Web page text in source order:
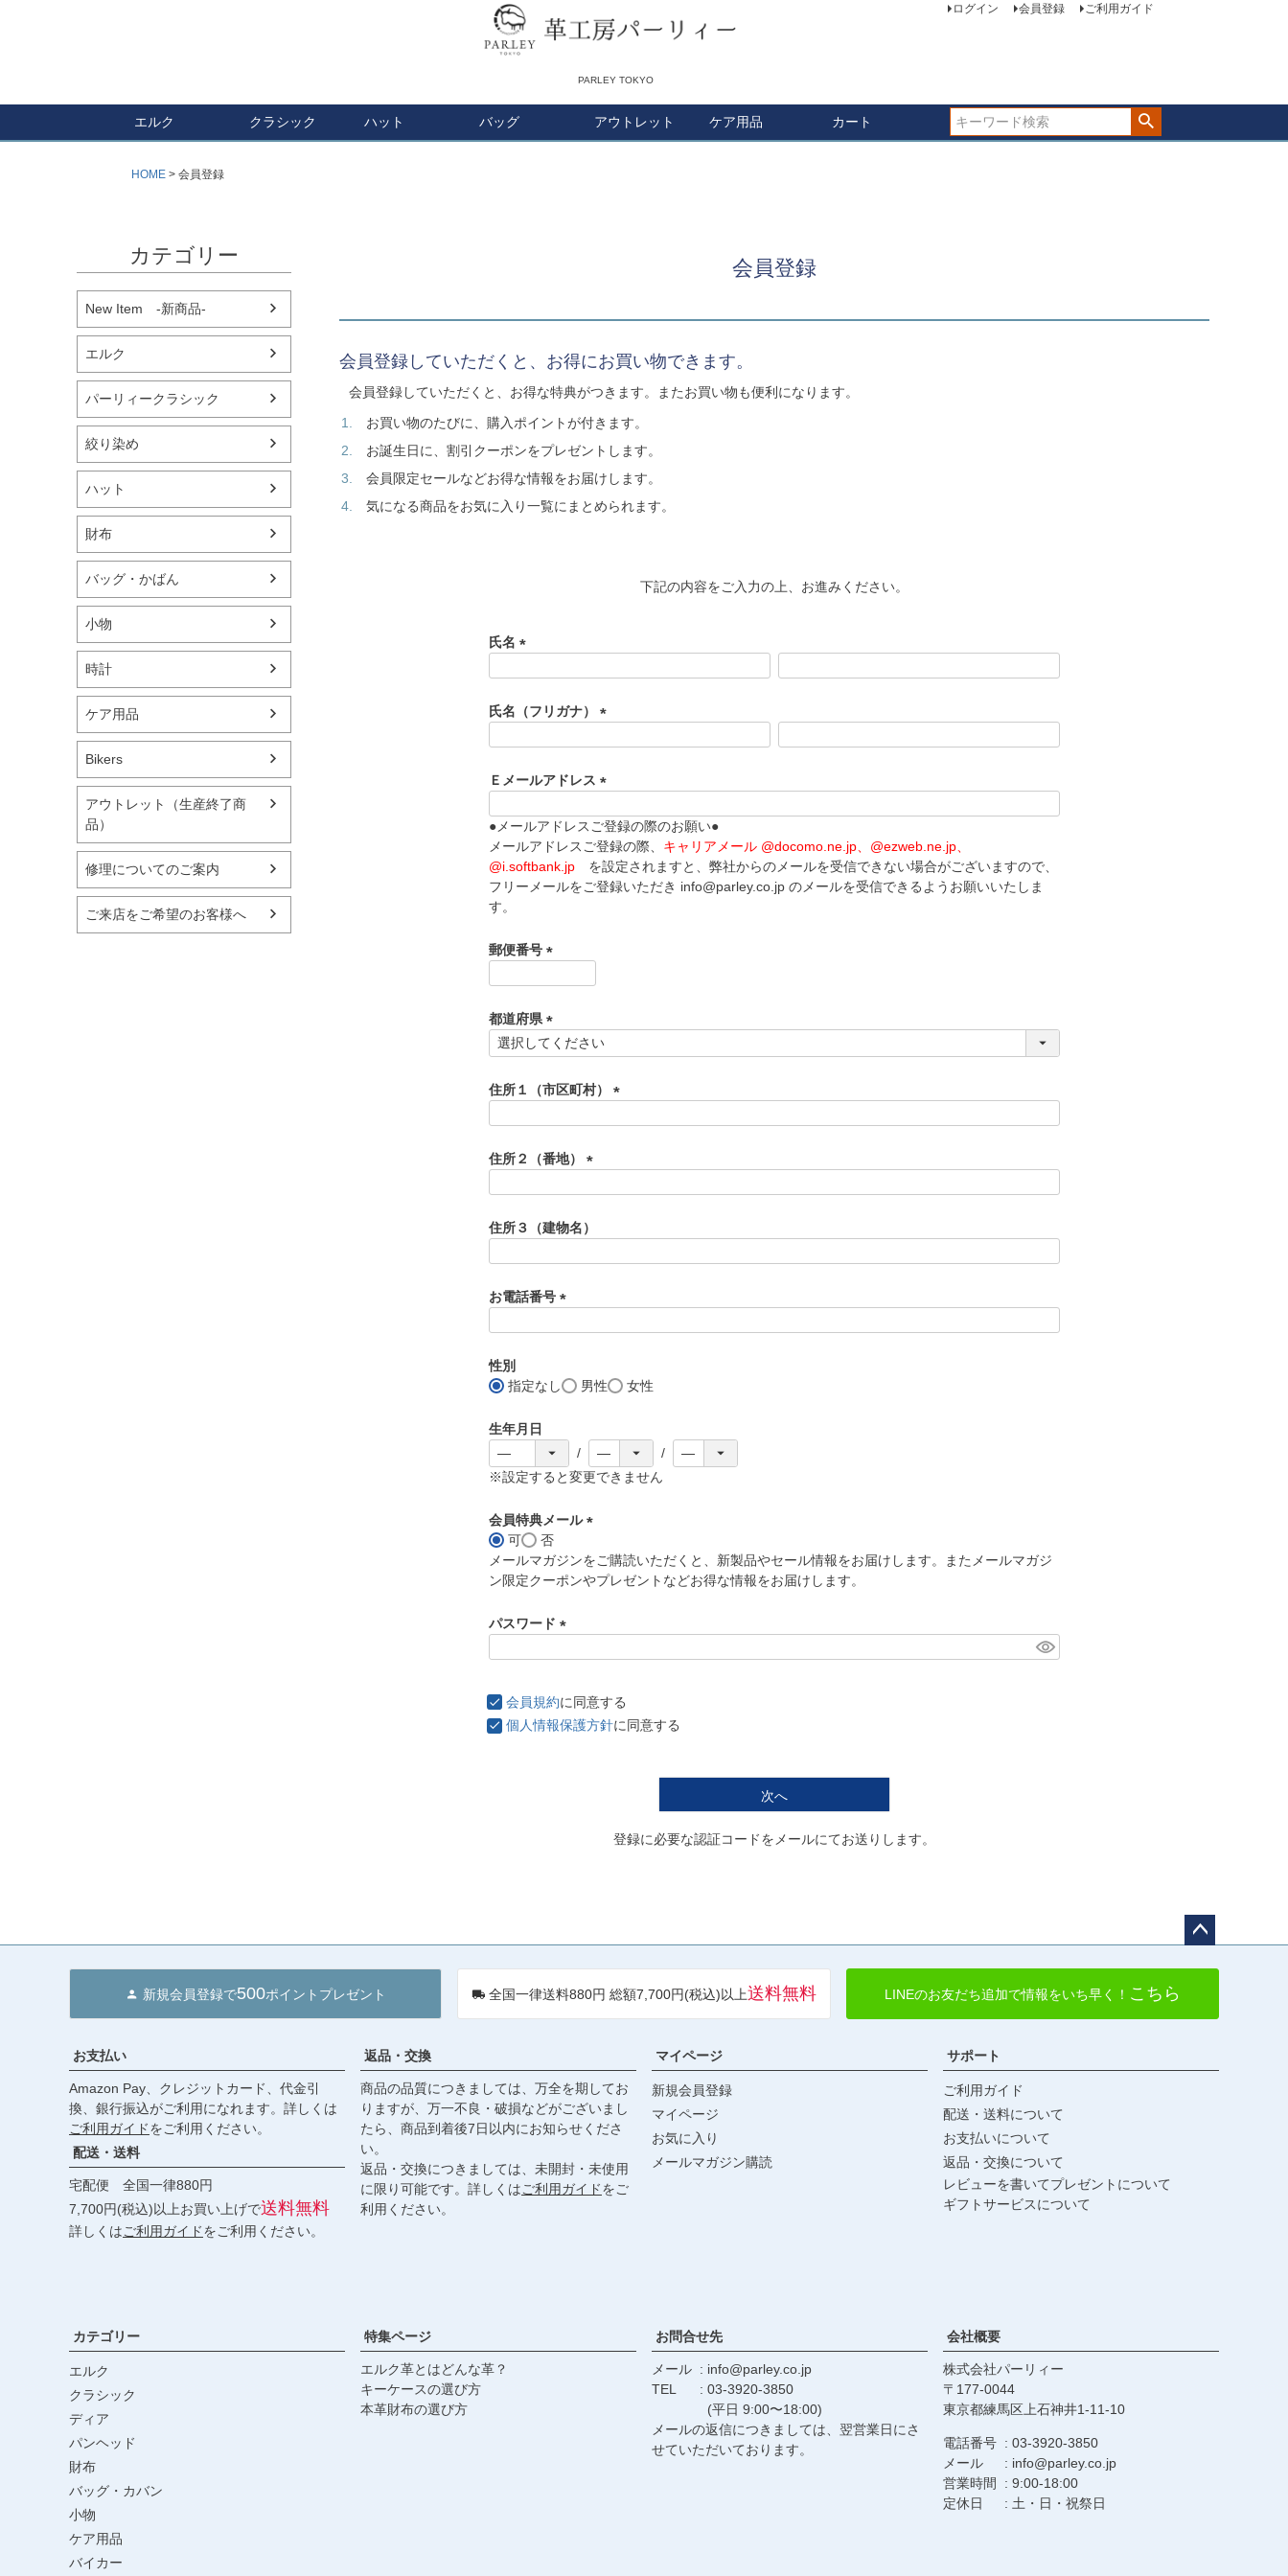
PARLEY TOKYO
ログイン 会員登録 ご利用ガイド
エルク クラシック ハット バッグ アウトレット ケア用品 カート
検索
HOME 会員登録
カテゴリー
New Item -新商品-
エルク
パーリィークラシック
絞り染め
ハット
財布
バッグ・かばん
小物
時計
ケア用品
Bikers
アウトレット（生産終了商
品）
修理についてのご案内
ご来店をご希望のお客様へ
会員登録
会員登録していただくと、お得にお買い物できます。
会員登録していただくと、お得な特典がつきます。またお買い物も便利になります。
お買い物のたびに、購入ポイントが付きます。
お誕生日に、割引クーポンをプレゼントします。
会員限定セールなどお得な情報をお届けします。
気になる商品をお気に入り一覧にまとめられます。
下記の内容をご入力の上、お進みください。
氏名
須
)
氏名（フリガナ）
須
)
Ｅメールアドレス
必
須
)
●メールアドレスご登録の際のお願い●
メールアドレスご登録の際、 キャリアメール @docomo.ne.jp、@ezweb.ne.jp、
@i.softbank.jp を設定されますと、弊社からのメールを受信できない場合がございますので、
フリーメールをご登録いただき info@parley.co.jp のメールを受信できるようお願いいたしま
す。
郵便番号
須
)
都道府県
(
須
)
住所１（市区町村）
)
住所２（番地）
須
)
住所３（建物名）
お電話番号
)
性別
指定なし
男性 女性
生年月日
※設定すると変更できません
会員特典メール
必
須
可
否
メールマガジンをご購読いただくと、新製品やセール情報をお届けします。またメールマガジ
ン限定クーポンやプレゼントなどお得な情報をお届けします。
パスワード
)
会員規約に同意する
個人情報保護方針に同意する
次へ
登録に必要な認証コードをメールにてお送りします。
へ
新規会員登録で500ポイントプレゼント 全国一律送料880円 総額7,700円(税込)以上送料無料 LINEのお友だち追加で情報をいち早く！ こちら
お支払い
Amazon Pay、クレジットカード、代金引
換、銀行振込がご利用になれます。詳しくは
ご利用ガイドをご利用ください。
配送・送料
宅配便 全国一律880円
7,700円(税込)以上お買い上げで送料無料
詳しくはご利用ガイドをご利用ください。
返品・交換
商品の品質につきましては、万全を期してお
りますが、万一不良・破損などがございまし
たら、商品到着後7日以内にお知らせくださ
い。
返品・交換につきましては、未開封・未使用
に限り可能です。詳しくはご利用ガイドをご
利用ください。
マイページ
新規会員登録
マイページ
お気に入り
メールマガジン購読
サポート
ご利用ガイド
配送・送料について
お支払いについて
返品・交換について
レビューを書いてプレゼントについて
ギフトサービスについて
カテゴリー
エルク
クラシック
ディア
パンヘッド
財布
バッグ・カバン
小物
ケア用品
バイカー
特集ページ
エルク革とはどんな革？
キーケースの選び方
本革財布の選び方
お問合せ先
メール
info@parley.co.jp
TEL
03-3920-3850
(平日 9:00〜18:00)
メールの返信につきましては、翌営業日にさ
せていただいております。
会社概要
株式会社パーリィー
177-0044
東京都練馬区上石神井1-11-10
電話番号
03-3920-3850
メール
info@parley.co.jp
営業時間
9:00-18:00
定休日
土・日・祝祭日